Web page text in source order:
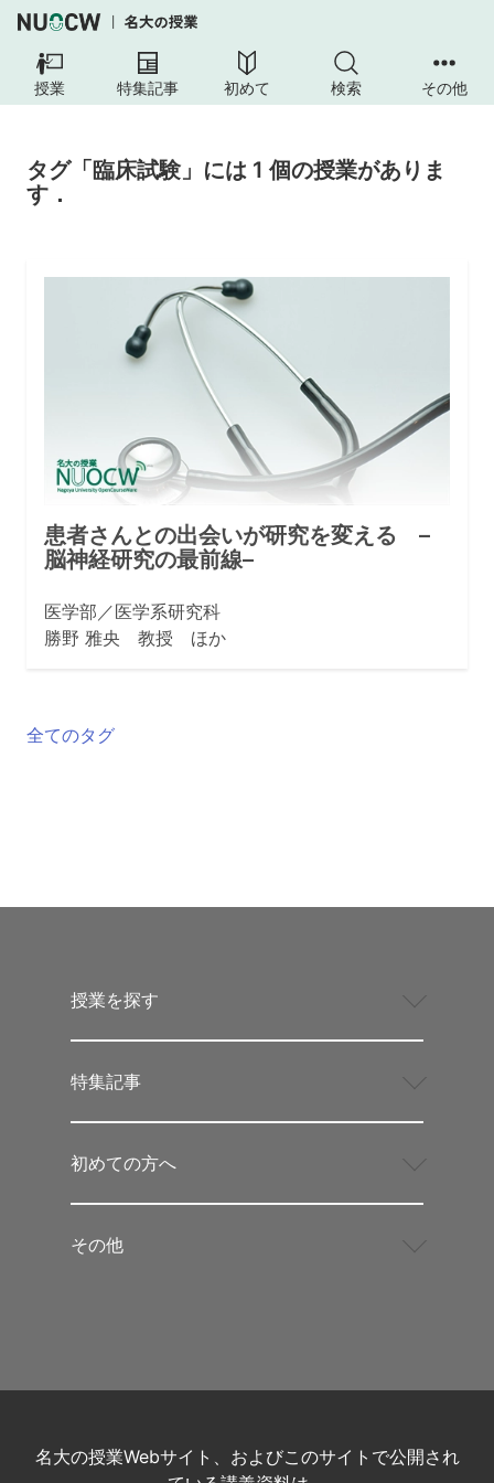
授業 特集記事 初めて 検索 その他
タグ「臨床試験」には 1 個の授業がありま
す．
患者さんとの出会いが研究を変える –
脳神経研究の最前線–
医学部／医学系研究科
勝野 雅央 教授 ほか
全てのタグ
授業を探す
特集記事
初めての方へ
その他
名大の授業Webサイト、およびこのサイトで公開され